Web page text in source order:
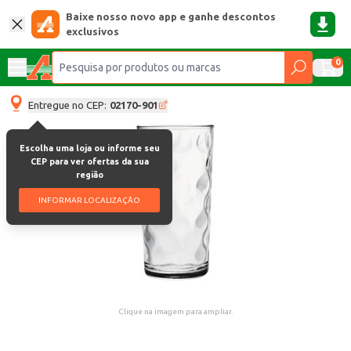
Baixe nosso novo app e ganhe descontos
exclusivos
0
Entregue no CEP: 02170-901
Escolha uma loja ou informe seu
CEP para ver ofertas da sua
região
INFORMAR LOCALIZAÇÃO
Clique na imagem para ampliar.